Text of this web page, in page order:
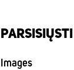
PARSISIŲSTI
Images